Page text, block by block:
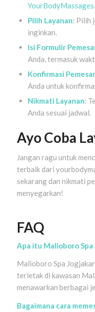
Pilih Layanan: Pilih
inginkan.
Isi Formulir
Anda, termasuk
Konfirmasi
Anda untuk
Nikmati Layanan:
Anda sesuai jadwal.
Ayo Coba
Jangan ragu untuk
terbaik dari
sekarang dan nikmati
menyegarkan!
FAQ
Apa itu Malioboro Spa
Malioboro Spa
terletak di kawasan
menawarkan berbagai
Bagaimana cara